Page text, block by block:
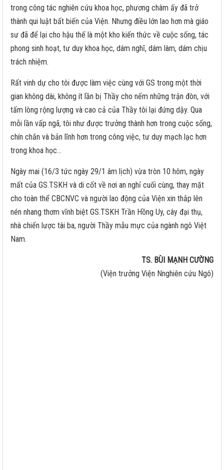
trong công tác nghiên cứu khoa học, phương châm ấy đã trở
thành qui luật bất biến của Viện. Nhưng điều lớn lao hơn mà giáo
sư đã để lại cho hậu thế là một kho kiến thức về cuộc sống, tác
phong sinh hoạt, tư duy khoa học, dám nghĩ, dám làm, dám chịu
trách nhiệm.
Rất vinh dự cho tôi được làm việc cùng với GS trong một thời
gian không dài, không ít lần bị Thầy cho nếm những trận đòn, với
tấm lòng rộng lượng và cao cả của Thầy tôi lại đứng dậy. Qua
mỗi lần vấp ngã, tôi như được trưởng thành hơn trong cuộc sống,
chín chắn và bản lĩnh hơn trong công việc, tư duy mạch lạc hơn
trong khoa học...
Ngày mai (16/3 tức ngày 29/1 âm lịch) vừa tròn 10 hôm, ngày
mất của GS.TSKH và di cốt về nơi an nghỉ cuối cùng, thay mặt
cho toàn thể CBCNVC và người lao động của Viện xin thắp lên
nén nhang thơm vĩnh biệt GS.TSKH Trần Hồng Uy, cây đại thụ,
nhà chiến lược tài ba, người Thầy mẫu mực của ngành ngô Việt
Nam.
TS. BÙI MẠNH CƯỜNG
(Viện trưởng Viện Nnghiên cứu Ngô)